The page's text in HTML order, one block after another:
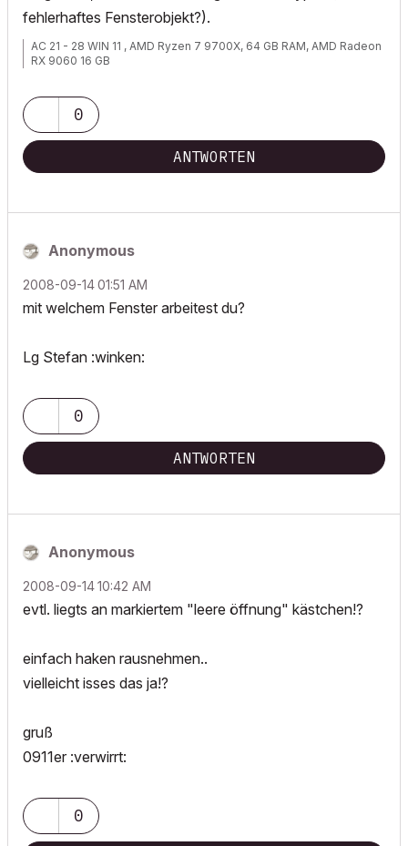
fehlerhaftes Fensterobjekt?).
AC 21 - 28 WIN 11 , AMD Ryzen 7 9700X, 64 GB RAM, AMD Radeon
RX 9060 16 GB
0
ANTWORTEN
Anonymous
‎2008-09-1401:51 AM
mit welchem Fenster arbeitest du?
Lg Stefan :winken:
0
ANTWORTEN
Anonymous
‎2008-09-1410:42 AM
evtl. liegts an markiertem "leere öffnung" kästchen!?
einfach haken rausnehmen..
vielleicht isses das ja!?
gruß
0911er :verwirrt:
0